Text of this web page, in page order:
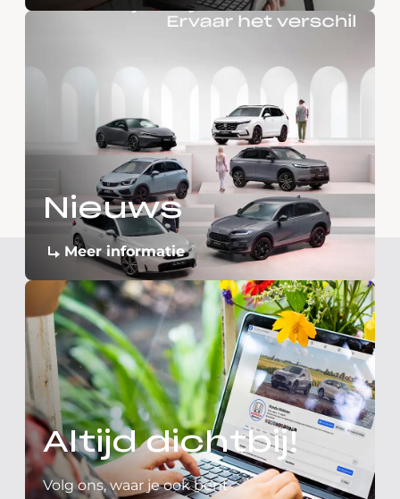
Nieuws
Meer informatie
Altijd dichtbij!
Volg ons, waar je ook bent